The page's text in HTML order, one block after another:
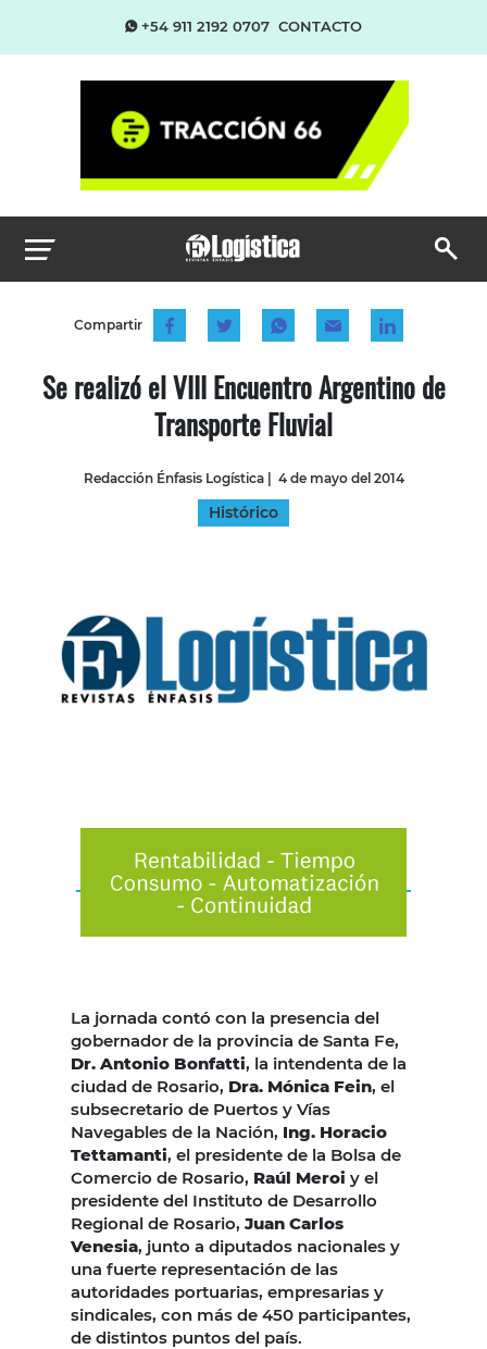
+54 911 2192 0707 CONTACTO
Compartir
Se realizó el VIII Encuentro Argentino de
Transporte Fluvial
Redacción Énfasis Logística| 4 de mayo del 2014
Histórico
La jornada contó con la presencia del
gobernador de la provincia de Santa Fe,
Dr. Antonio Bonfatti, la intendenta de la
ciudad de Rosario, Dra. Mónica Fein, el
subsecretario de Puertos y Vías
Navegables de la Nación, Ing. Horacio
Tettamanti, el presidente de la Bolsa de
Comercio de Rosario, Raúl Meroi y el
presidente del Instituto de Desarrollo
Regional de Rosario, Juan Carlos
Venesia, junto a diputados nacionales y
una fuerte representación de las
autoridades portuarias, empresarias y
sindicales, con más de 450 participantes,
de distintos puntos del país.